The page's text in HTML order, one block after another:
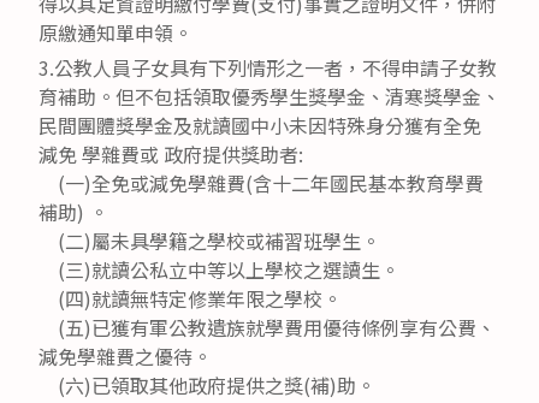
原繳通知單申領。
3.公教人員子女具有下列情形之一者，不得申請子女教
育補助。但不包括領取優秀學生獎學金、清寒獎學金、
民間團體獎學金及就讀國中小未因特殊身分獲有全免
減免 學雜費或 政府提供獎助者:
(一)全免或減免學雜費(含十二年國民基本教育學費
補助) 。
(二)屬未具學籍之學校或補習班學生。
(三)就讀公私立中等以上學校之選讀生。
(四)就讀無特定修業年限之學校。
(五)已獲有軍公教遺族就學費用優待條例享有公費、
減免學雜費之優待。
(六)已領取其他政府提供之獎(補)助。